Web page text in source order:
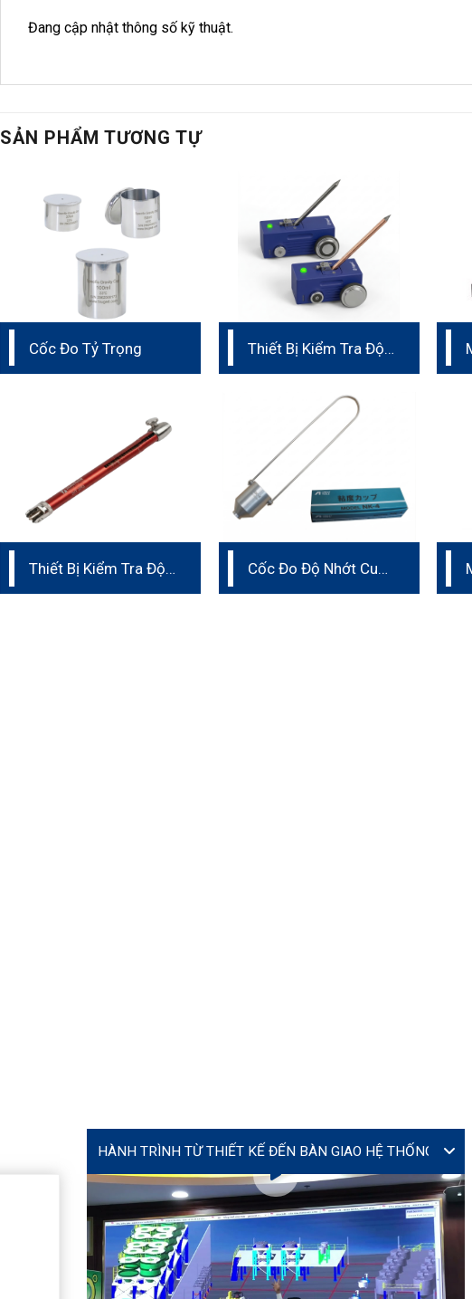
Đang cập nhật thông số kỹ thuật.
SẢN PHẨM TƯƠNG TỰ
Cốc Đo Tỷ Trọng
Thiết Bị Kiểm Tra Độ
Thiết Bị Kiểm Tra Độ
Cốc Đo Độ Nhớt Cup
MS. TÚ (JENNY)
VIDEO
Lễ ký kết hợp tác giữa Yourtech và Tây Đô Long An tại
Coating Expo 2026